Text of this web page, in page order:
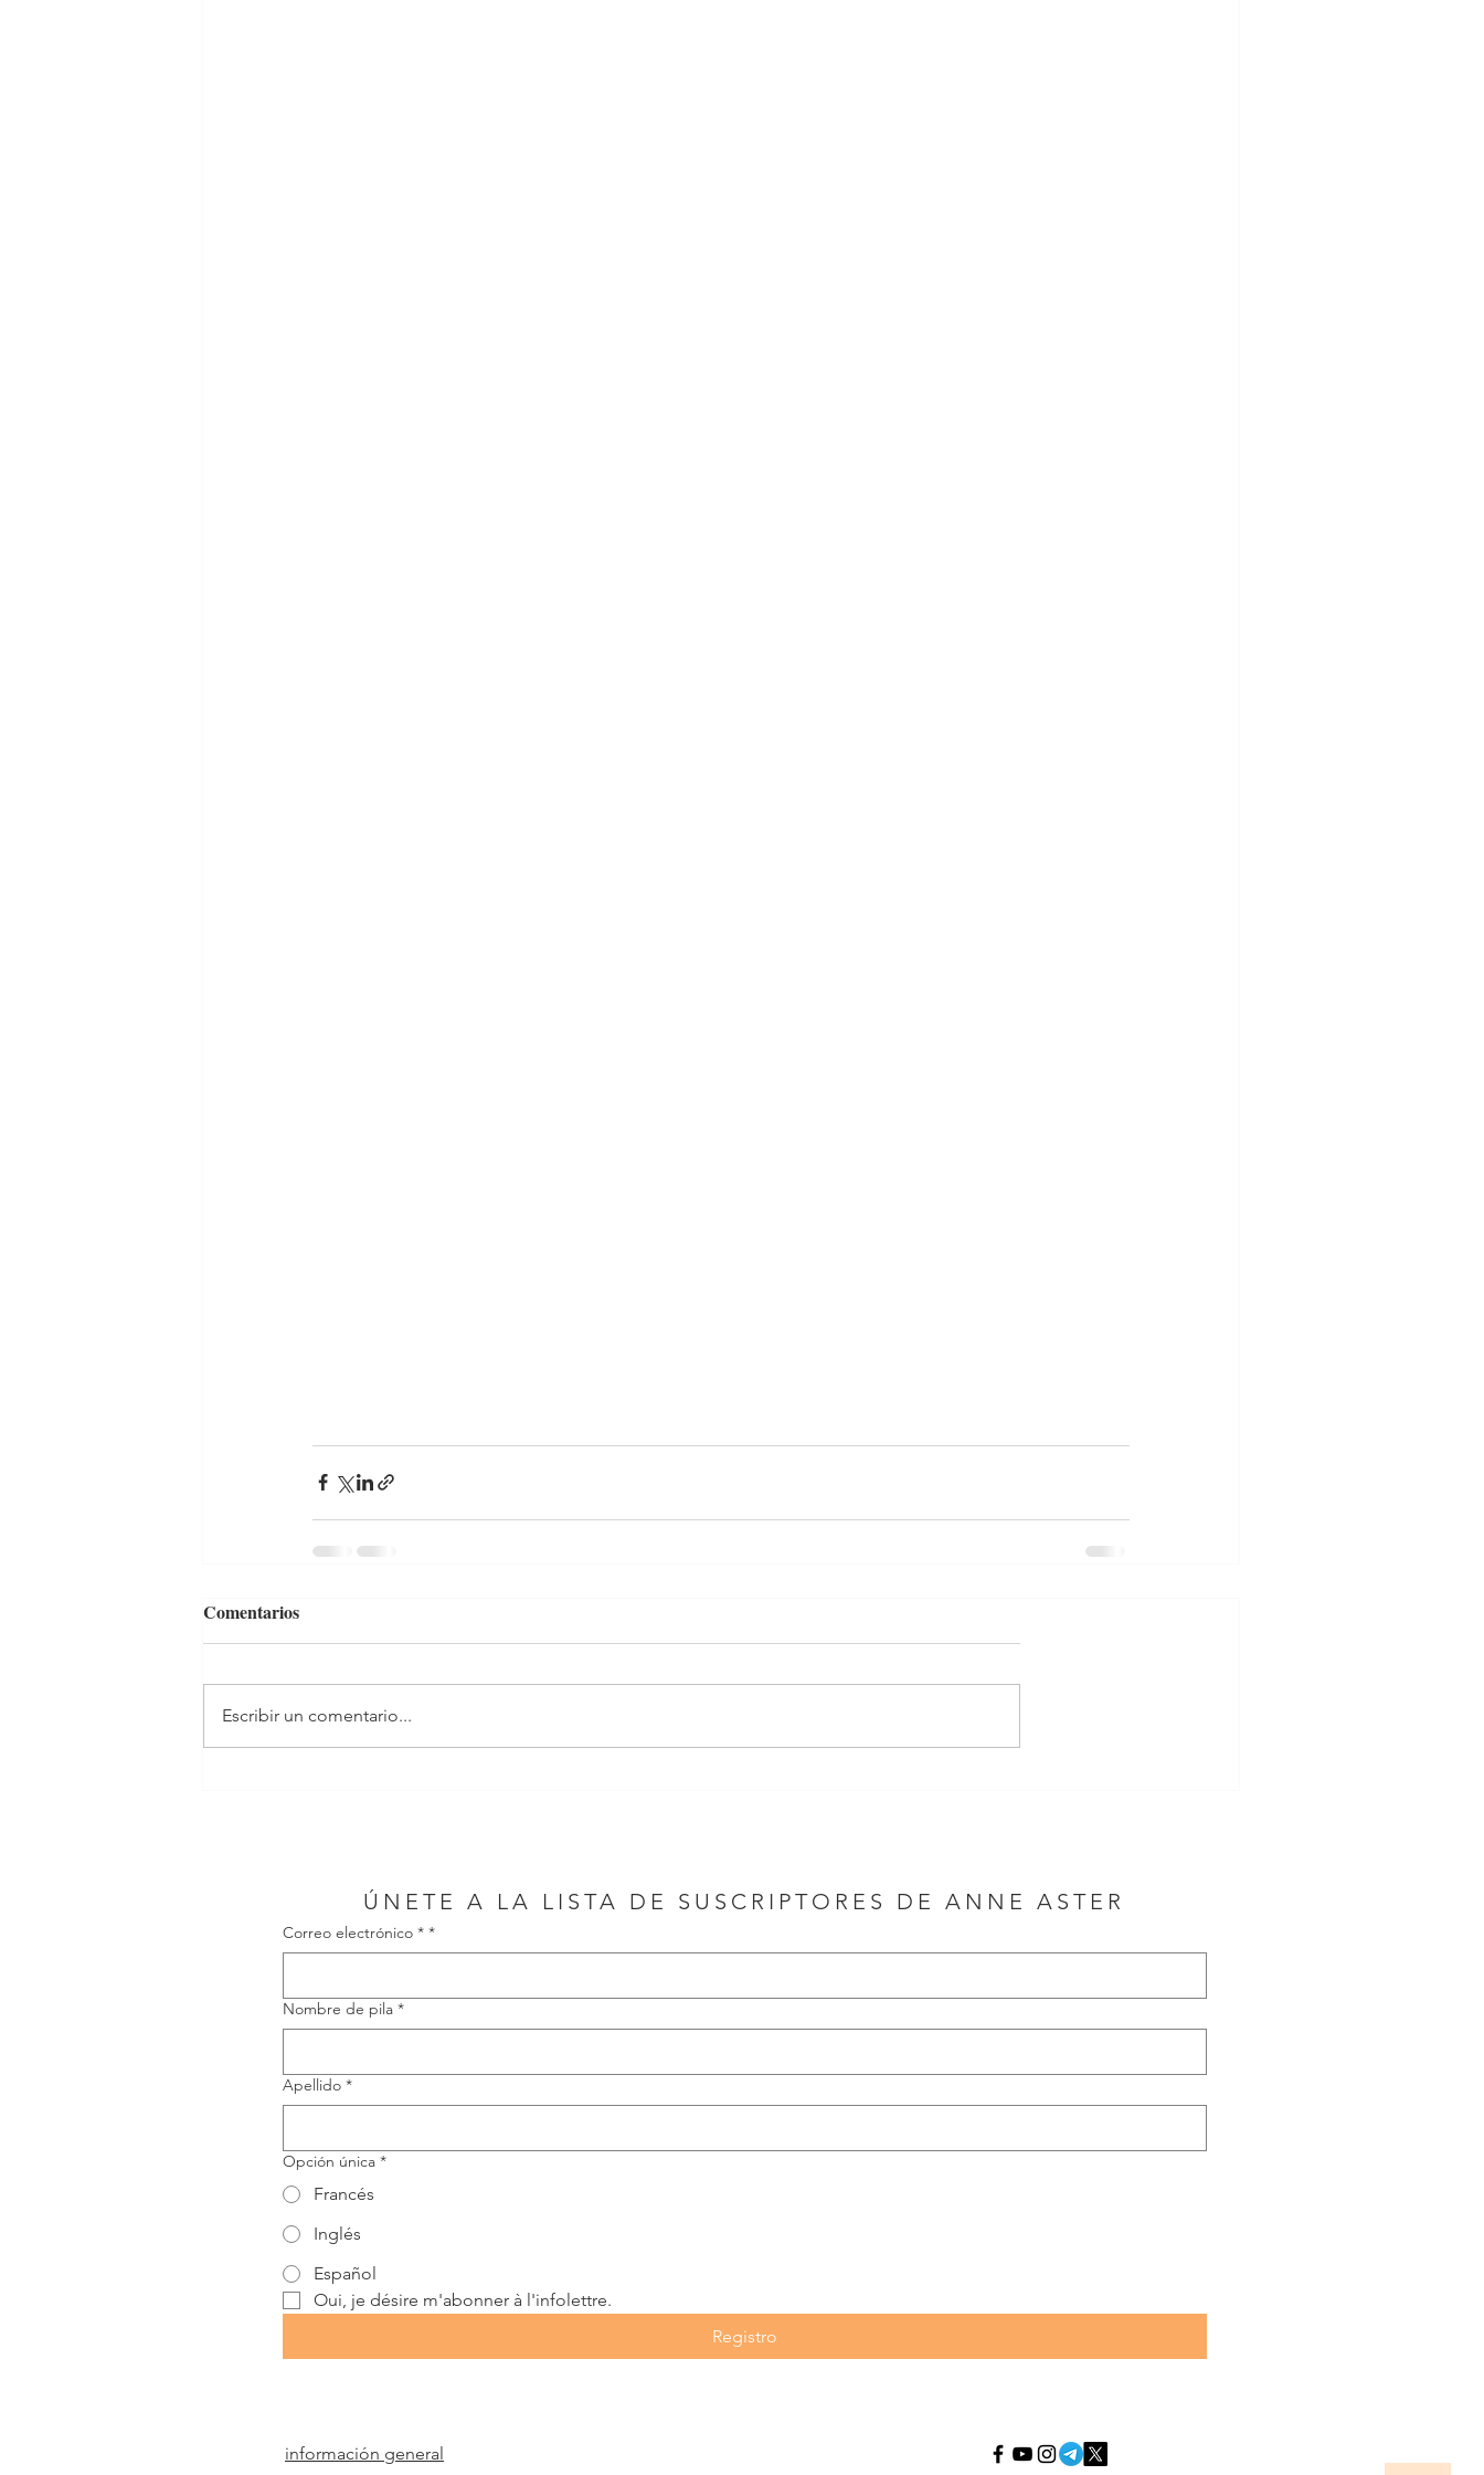
Comentarios
Escribir un comentario...
ÚNETE A LA LISTA DE SUSCRIPTORES DE ANNE ASTER
Correo electrónico * *
Nombre de pila *
Apellido *
Opción única *
Francés
Inglés
Español
Oui, je désire m'abonner à l'infolettre.
Registro
información general